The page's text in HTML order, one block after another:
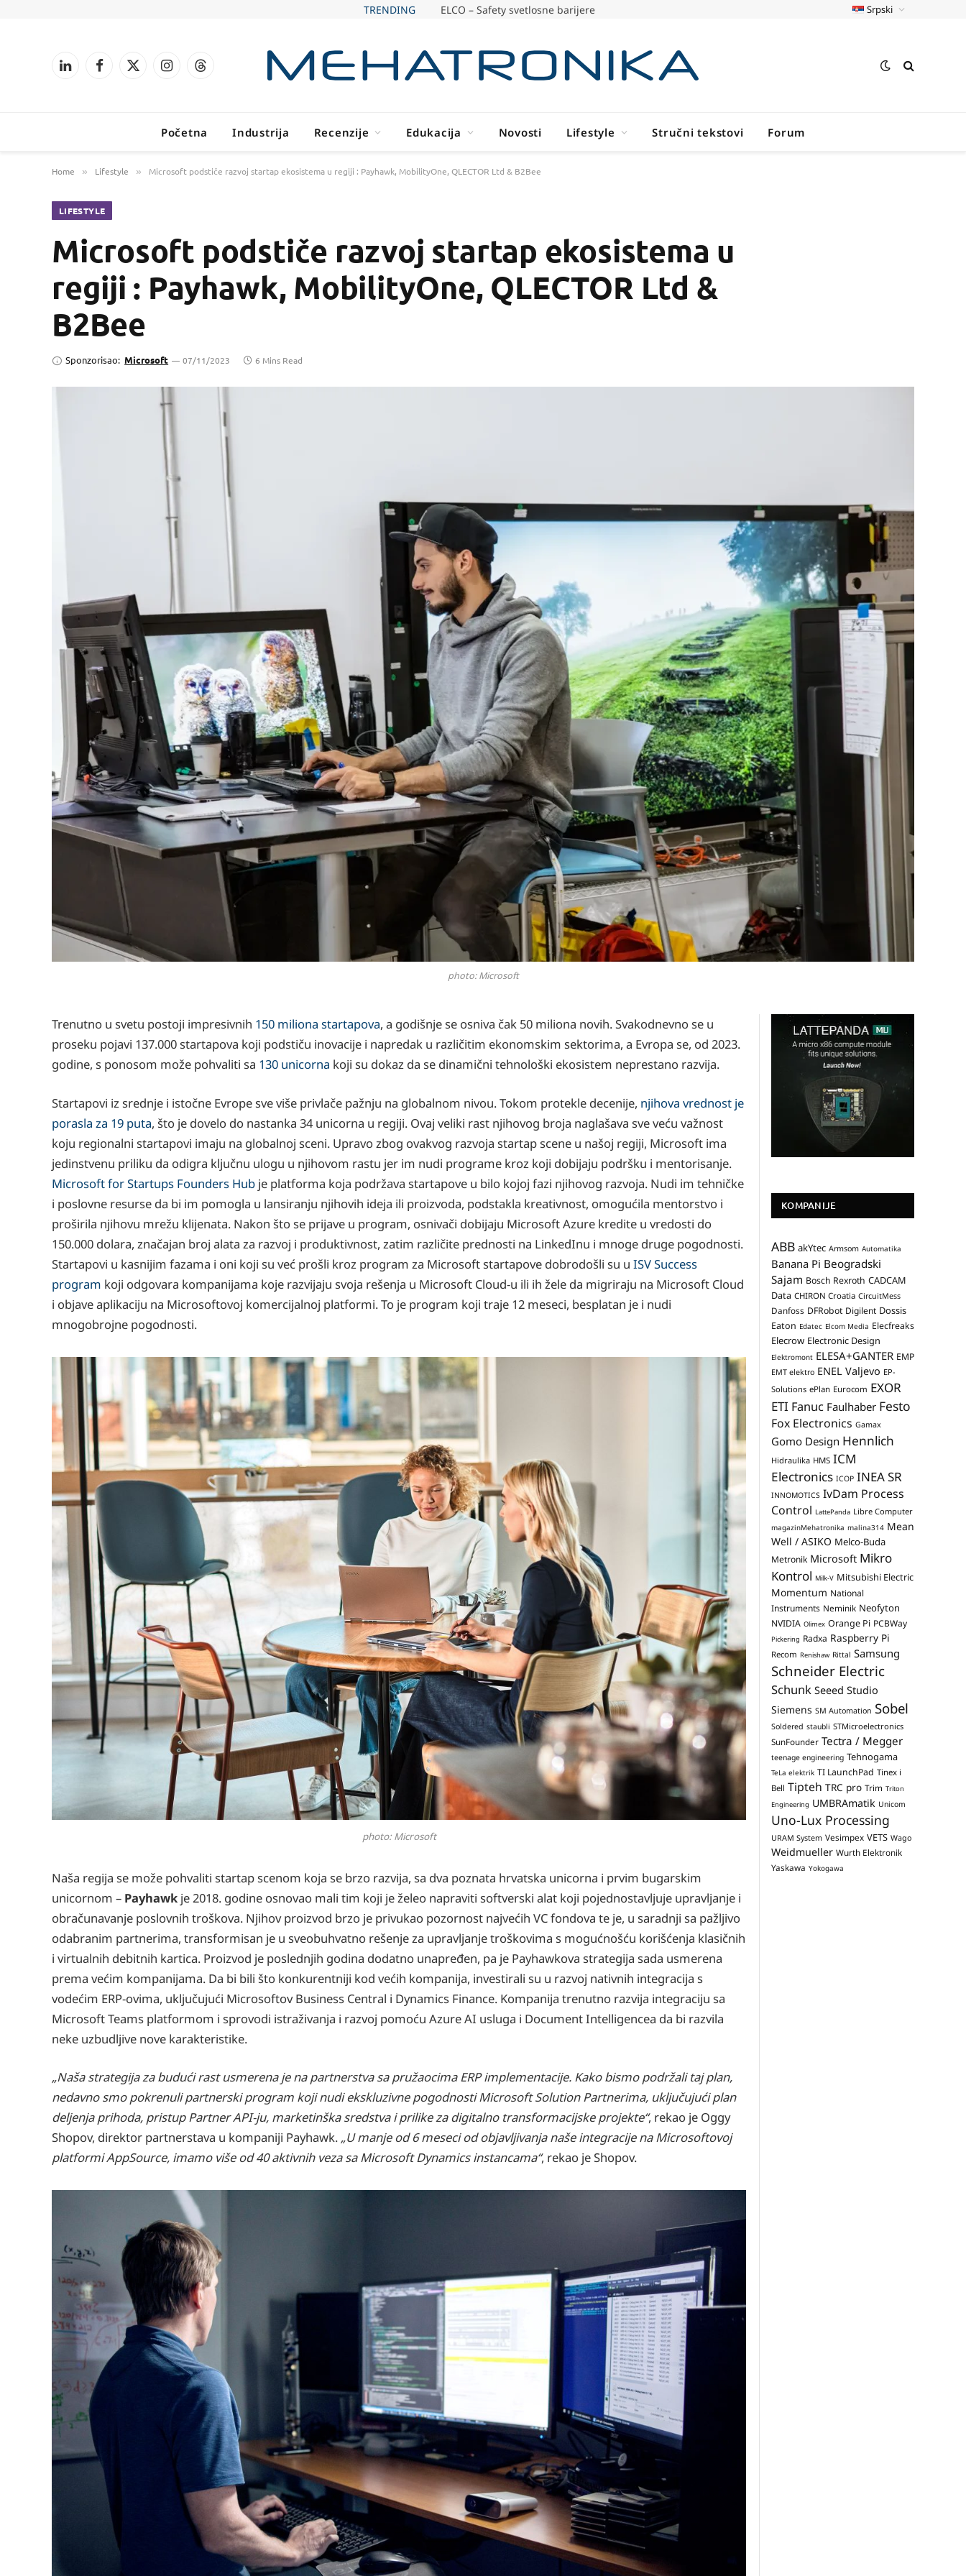
TRENDING ELCO – Safety svetlosne barijere Srpski
LinkedInFacebook
X
InstagramThreads
Početna Industrija Recenzije Edukacija Novosti Lifestyle Stručni tekstovi Forum
Home » Lifestyle » Microsoft podstiče razvoj startap ekosistema u regiji : Payhawk, MobilityOne, QLECTOR Ltd & B2Bee
LIFESTYLE
Microsoft podstiče razvoj startap ekosistema u
regiji : Payhawk, MobilityOne, QLECTOR Ltd &
B2Bee
Sponzorisao: Microsoft 07/11/2023 6 Mins Read
photo: Microsoft
Trenutno u svetu postoji impresivnih 150 miliona startapova, a godišnje se osniva čak 50 miliona novih. Svakodnevno se u
proseku pojavi 137.000 startapova koji podstiču inovacije i napredak u različitim ekonomskim sektorima, a Evropa se, od 2023.
godine, s ponosom može pohvaliti sa 130 unicorna koji su dokaz da se dinamični tehnološki ekosistem neprestano razvija.
Startapovi iz srednje i istočne Evrope sve više privlače pažnju na globalnom nivou. Tokom protekle decenije, njihova vrednost je
porasla za 19 puta, što je dovelo do nastanka 34 unicorna u regiji. Ovaj veliki rast njihovog broja naglašava sve veću važnost
koju regionalni startapovi imaju na globalnoj sceni. Upravo zbog ovakvog razvoja startap scene u našoj regiji, Microsoft ima
jedinstvenu priliku da odigra ključnu ulogu u njihovom rastu jer im nudi programe kroz koji dobijaju podršku i mentorisanje.
Microsoft for Startups Founders Hub je platforma koja podržava startapove u bilo kojoj fazi njihovog razvoja. Nudi im tehničke
i poslovne resurse da bi im pomogla u lansiranju njihovih ideja ili proizvoda, podstakla kreativnost, omogućila mentorstvo i
proširila njihovu mrežu klijenata. Nakon što se prijave u program, osnivači dobijaju Microsoft Azure kredite u vredosti do
150.000 dolara, značajan broj alata za razvoj i produktivnost, zatim različite prednosti na LinkedInu i mnoge druge pogodnosti.
Startapovi u kasnijim fazama i oni koji su već prošli kroz program za Microsoft startapove dobrodošli su u ISV Success
program koji odgovara kompanijama koje razvijaju svoja rešenja u Microsoft Cloud-u ili ih žele da migriraju na Microsoft Cloud
i objave aplikaciju na Microsoftovoj komercijalnoj platformi. To je program koji traje 12 meseci, besplatan je i nudi
mnogobrojne pogodnosti.
photo: Microsoft
Naša regija se može pohvaliti startap scenom koja se brzo razvija, sa dva poznata hrvatska unicorna i prvim bugarskim
unicornom – Payhawk je 2018. godine osnovao mali tim koji je želeo napraviti softverski alat koji pojednostavljuje upravljanje i
obračunavanje poslovnih troškova. Njihov proizvod brzo je privukao pozornost najvećih VC fondova te je, u saradnji sa pažljivo
odabranim partnerima, transformisan je u sveobuhvatno rešenje za upravljanje troškovima s mogućnošću korišćenja klasičnih
i virtualnih debitnih kartica. Proizvod je poslednjih godina dodatno unapređen, pa je Payhawkova strategija sada usmerena
prema većim kompanijama. Da bi bili što konkurentniji kod većih kompanija, investirali su u razvoj nativnih integracija s
vodećim ERP-ovima, uključujući Microsoftov Business Central i Dynamics Finance. Kompanija trenutno razvija integraciju sa
Microsoft Teams platformom i sprovodi istraživanja i razvoj pomoću Azure AI usluga i Document Intelligencea da bi razvila
neke uzbudljive nove karakteristike.
„Naša strategija za budući rast usmerena je na partnerstva sa pružaocima ERP implementacije. Kako bismo podržali taj plan,
nedavno smo pokrenuli partnerski program koji nudi ekskluzivne pogodnosti Microsoft Solution Partnerima, uključujući plan
deljenja prihoda, pristup Partner API-ju, marketinška sredstva i prilike za digitalno transformacijske projekte“, rekao je Oggy
Shopov, direktor partnerstava u kompaniji Payhawk. „U manje od 6 meseci od objavljivanja naše integracije na Microsoftovoj
platformi AppSource, imamo više od 40 aktivnih veza sa Microsoft Dynamics instancama“, rekao je Shopov.
KOMPANIJE
ABB akYtec Armsom Automatika
Banana Pi Beogradski
Sajam Bosch Rexroth CADCAM
Data CHIRON Croatia CircuitMess
Danfoss DFRobot Digilent Dossis
Eaton Edatec Elcom Media Elecfreaks
Elecrow Electronic Design
Elektromont ELESA+GANTER EMP
EMT elektro ENEL Valjevo EP-
Solutions ePlan Eurocom EXOR
ETI Fanuc Faulhaber Festo
Fox Electronics Gamax
Gomo Design Hennlich
Hidraulika HMS ICM
Electronics ICOP INEA SR
INNOMOTICS IvDam Process
Control LattePanda Libre Computer
magazinMehatronika malina314 Mean
Well / ASIKO Melco-Buda
Metronik Microsoft Mikro
Kontrol Milk-V Mitsubishi Electric
Momentum National
Instruments Neminik Neofyton
NVIDIA Olimex Orange Pi PCBWay
Pickering Radxa Raspberry Pi
Recom Renishaw Rittal Samsung
Schneider Electric
Schunk Seeed Studio
Siemens SM Automation Sobel
Soldered staubli STMicroelectronics
SunFounder Tectra / Megger
teenage engineering Tehnogama
TeLa elektrik TI LaunchPad Tinex i
Bell Tipteh TRC pro Trim Triton
Engineering UMBRAmatik Unicom
Uno-Lux Processing
URAM System Vesimpex VETS Wago
Weidmueller Wurth Elektronik
Yaskawa Yokogawa